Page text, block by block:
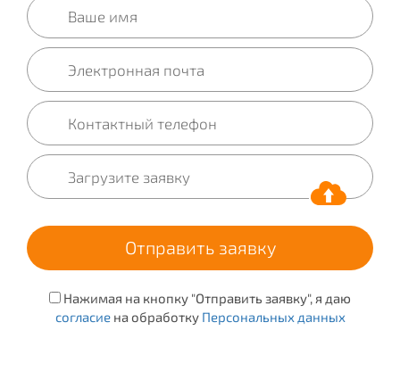
Нажимая на кнопку "Отправить заявку", я даю
согласиена обработку Персональных данных